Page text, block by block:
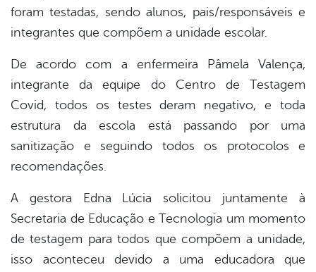
foram testadas, sendo alunos, pais/responsáveis e
integrantes que compõem a unidade escolar.
De acordo com a enfermeira Pâmela Valença,
integrante da equipe do Centro de Testagem
Covid, todos os testes deram negativo, e toda
estrutura da escola está passando por uma
sanitização e seguindo todos os protocolos e
recomendações.
A gestora Edna Lúcia solicitou juntamente à
Secretaria de Educação e Tecnologia um momento
de testagem para todos que compõem a unidade,
isso aconteceu devido a uma educadora que